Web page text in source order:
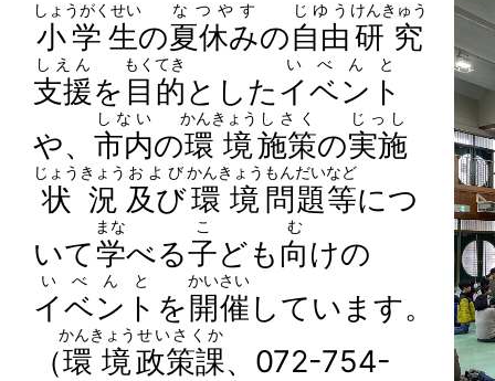
小学生
しょうがくせい
の夏休み
なつやす
の自由
じゆう
研究
けんきゅう
支援
しえん
を 目的
もくてき
としたイベント
いべんと
や、 市内
しない
の環境
かんきょう
施策
しさく
の実施
じっし
状況
じょうきょう
及び
および
環境
かんきょう
問題
もんだい
等
など
につ
いて学
まな
べる子
こ
ども 向
む
けの
イベント
いべんと
を開催
かいさい
しています。
（環境
かんきょう
政策課
せいさくか
、072-754-